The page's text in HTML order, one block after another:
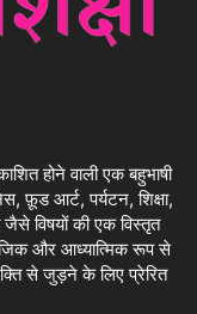
होने वाली एक बहुभाषी
फ़ूड आर्ट, पर्यटन, शिक्षा,
विषयों की एक विस्तृत
और आध्यात्मिक रूप से
से जुड़ने के लिए प्रेरित